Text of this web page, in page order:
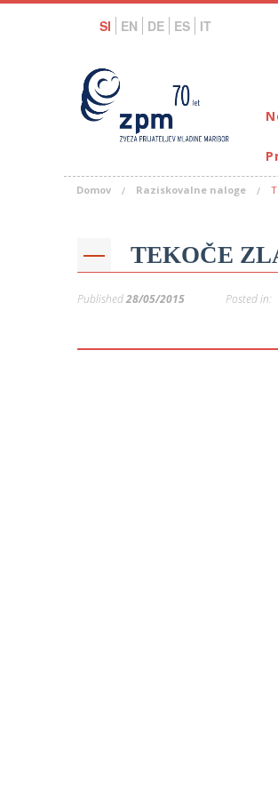
SI EN DE ES IT
Domov Raziskovalne naloge
TEKOČE
Published28/05/2015 Posted in: